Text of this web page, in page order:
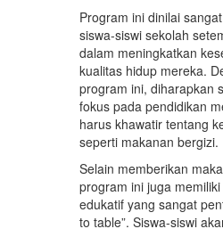
Program ini dinilai
siswa-siswi sekolah
dalam meningkatkan
kualitas hidup mereka.
program ini, diharapkan
fokus pada pendidikan
harus khawatir tentang
seperti makanan bergizi.
Selain memberikan
program ini juga
edukatif yang sangat
to table”. Siswa-siswi